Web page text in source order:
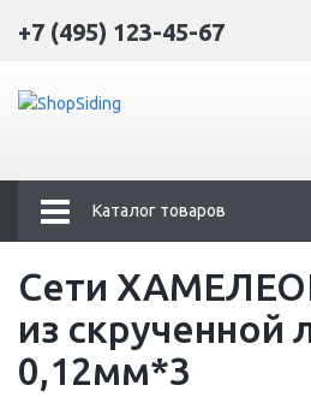
+7 (495) 123-45-67
Каталог товаров
Сети
из скрученной
0,12мм*3